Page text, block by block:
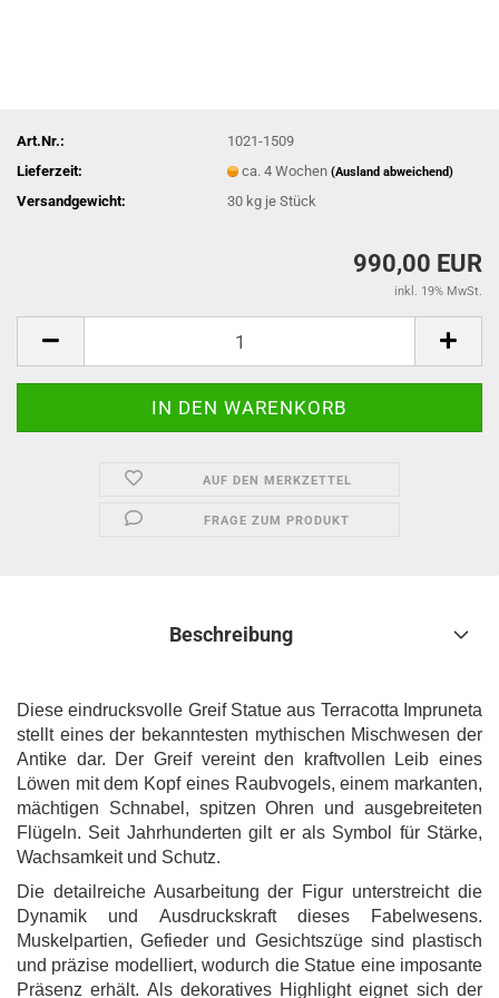
Art.Nr.:
1021-1509
Lieferzeit:
ca. 4 Wochen(Ausland abweichend)
Versandgewicht: 30 kg je Stück
990,00 EUR
inkl. 19% MwSt.
AUF DEN MERKZETTEL
FRAGE ZUM PRODUKT
Beschreibung
Diese eindrucksvolle Greif Statue aus Terracotta Impruneta
stellt eines der bekanntesten mythischen Mischwesen der
Antike dar. Der Greif vereint den kraftvollen Leib eines
Löwen mit dem Kopf eines Raubvogels, einem markanten,
mächtigen Schnabel, spitzen Ohren und ausgebreiteten
Flügeln. Seit Jahrhunderten gilt er als Symbol für Stärke,
Wachsamkeit und Schutz.
Die detailreiche Ausarbeitung der Figur unterstreicht die
Dynamik und Ausdruckskraft dieses Fabelwesens.
Muskelpartien, Gefieder und Gesichtszüge sind plastisch
und präzise modelliert, wodurch die Statue eine imposante
Präsenz erhält. Als dekoratives Highlight eignet sich der